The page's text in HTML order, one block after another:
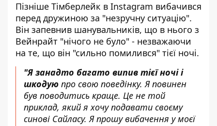
Пізніше Тімберлейк в Instagram вибачився
перед дружиною за "незручну ситуацію".
Він запевнив шанувальників, що в нього з
Вейнрайт "нічого не було" - незважаючи
на те, що він "сильно помилився" тієї ночі.
"Я занадто багато випив тієї ночі і
шкодую про свою поведінку. Я повинен
був поводитись краще. Це не той
приклад, який я хочу подавати своєму
синові Сайласу. Я прошу вибачення у моєї